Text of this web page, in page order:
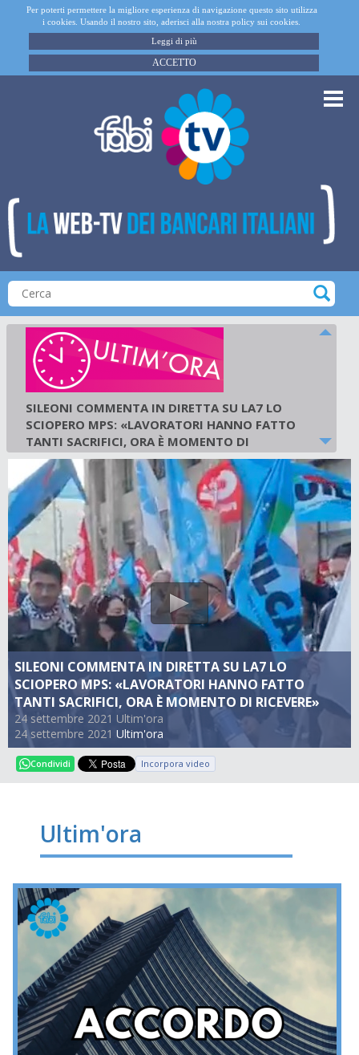
Per poterti permettere la migliore esperienza di navigazione questo sito utilizza
i cookies. Usando il nostro sito, aderisci alla nostra policy sui cookies.
Leggi di più
ACCETTO
SILEONI COMMENTA IN DIRETTA SU LA7 LO
SCIOPERO MPS: «LAVORATORI HANNO FATTO
TANTI SACRIFICI, ORA È MOMENTO DI RICEVERE»
24 settembre 2021 Ultim'ora
24 settembre 2021 Ultim'ora
SILEONI COMMENTA IN DIRETTA SU LA7 LO
SCIOPERO MPS: «LAVORATORI HANNO FATTO
TANTI SACRIFICI, ORA È MOMENTO DI
RICEVERE»
24 settembre 2021 -Ultim'ora
Condividi Incorpora video
Ultim'ora